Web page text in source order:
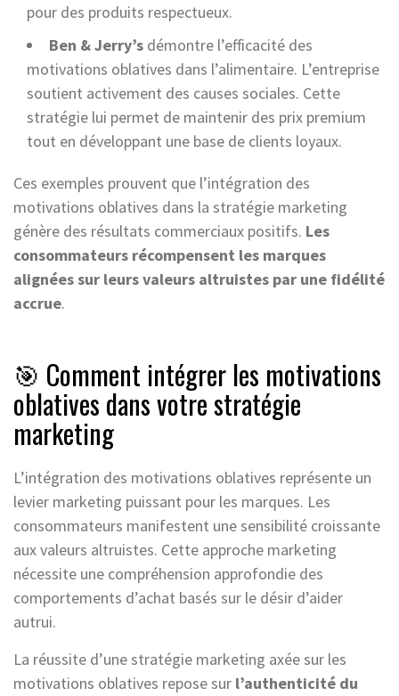
pour des produits respectueux.
Ben & Jerry’s démontre l’efficacité des
motivations oblatives dans l’alimentaire. L’entreprise
soutient activement des causes sociales. Cette
stratégie lui permet de maintenir des prix premium
tout en développant une base de clients loyaux.
Ces exemples prouvent que l’intégration des
motivations oblatives dans la stratégie marketing
génère des résultats commerciaux positifs. Les
consommateurs récompensent les marques
alignées sur leurs valeurs altruistes par une fidélité
accrue.
🎯 Comment intégrer les motivations
oblatives dans votre stratégie
marketing
L’intégration des motivations oblatives représente un
levier marketing puissant pour les marques. Les
consommateurs manifestent une sensibilité croissante
aux valeurs altruistes. Cette approche marketing
nécessite une compréhension approfondie des
comportements d’achat basés sur le désir d’aider
autrui.
La réussite d’une stratégie marketing axée sur les
motivations oblatives repose sur l’authenticité du